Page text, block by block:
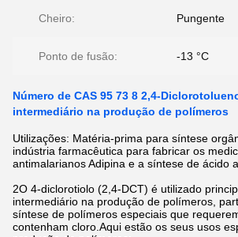
Cheiro: Pungente
Ponto de fusão: -13 °C
Número de CAS 95 73 8 2,4-
intermediário na produção de polímeros
Utilizações: Matéria-prima para síntese
indústria farmacêutica para fabricar os
antimalarianos Adipina e a síntese de ácido
2O 4-diclorotiolo (2,4-DCT) é utilizado
intermediário na produção de polímeros,
síntese de polímeros especiais que
contenham cloro.Aqui estão os seus usos